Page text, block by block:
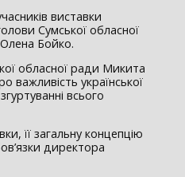
виставки
Сумської обласної
Олена Бойко.
обласної ради Микита
важливість української
всього
її загальну концепцію
директора